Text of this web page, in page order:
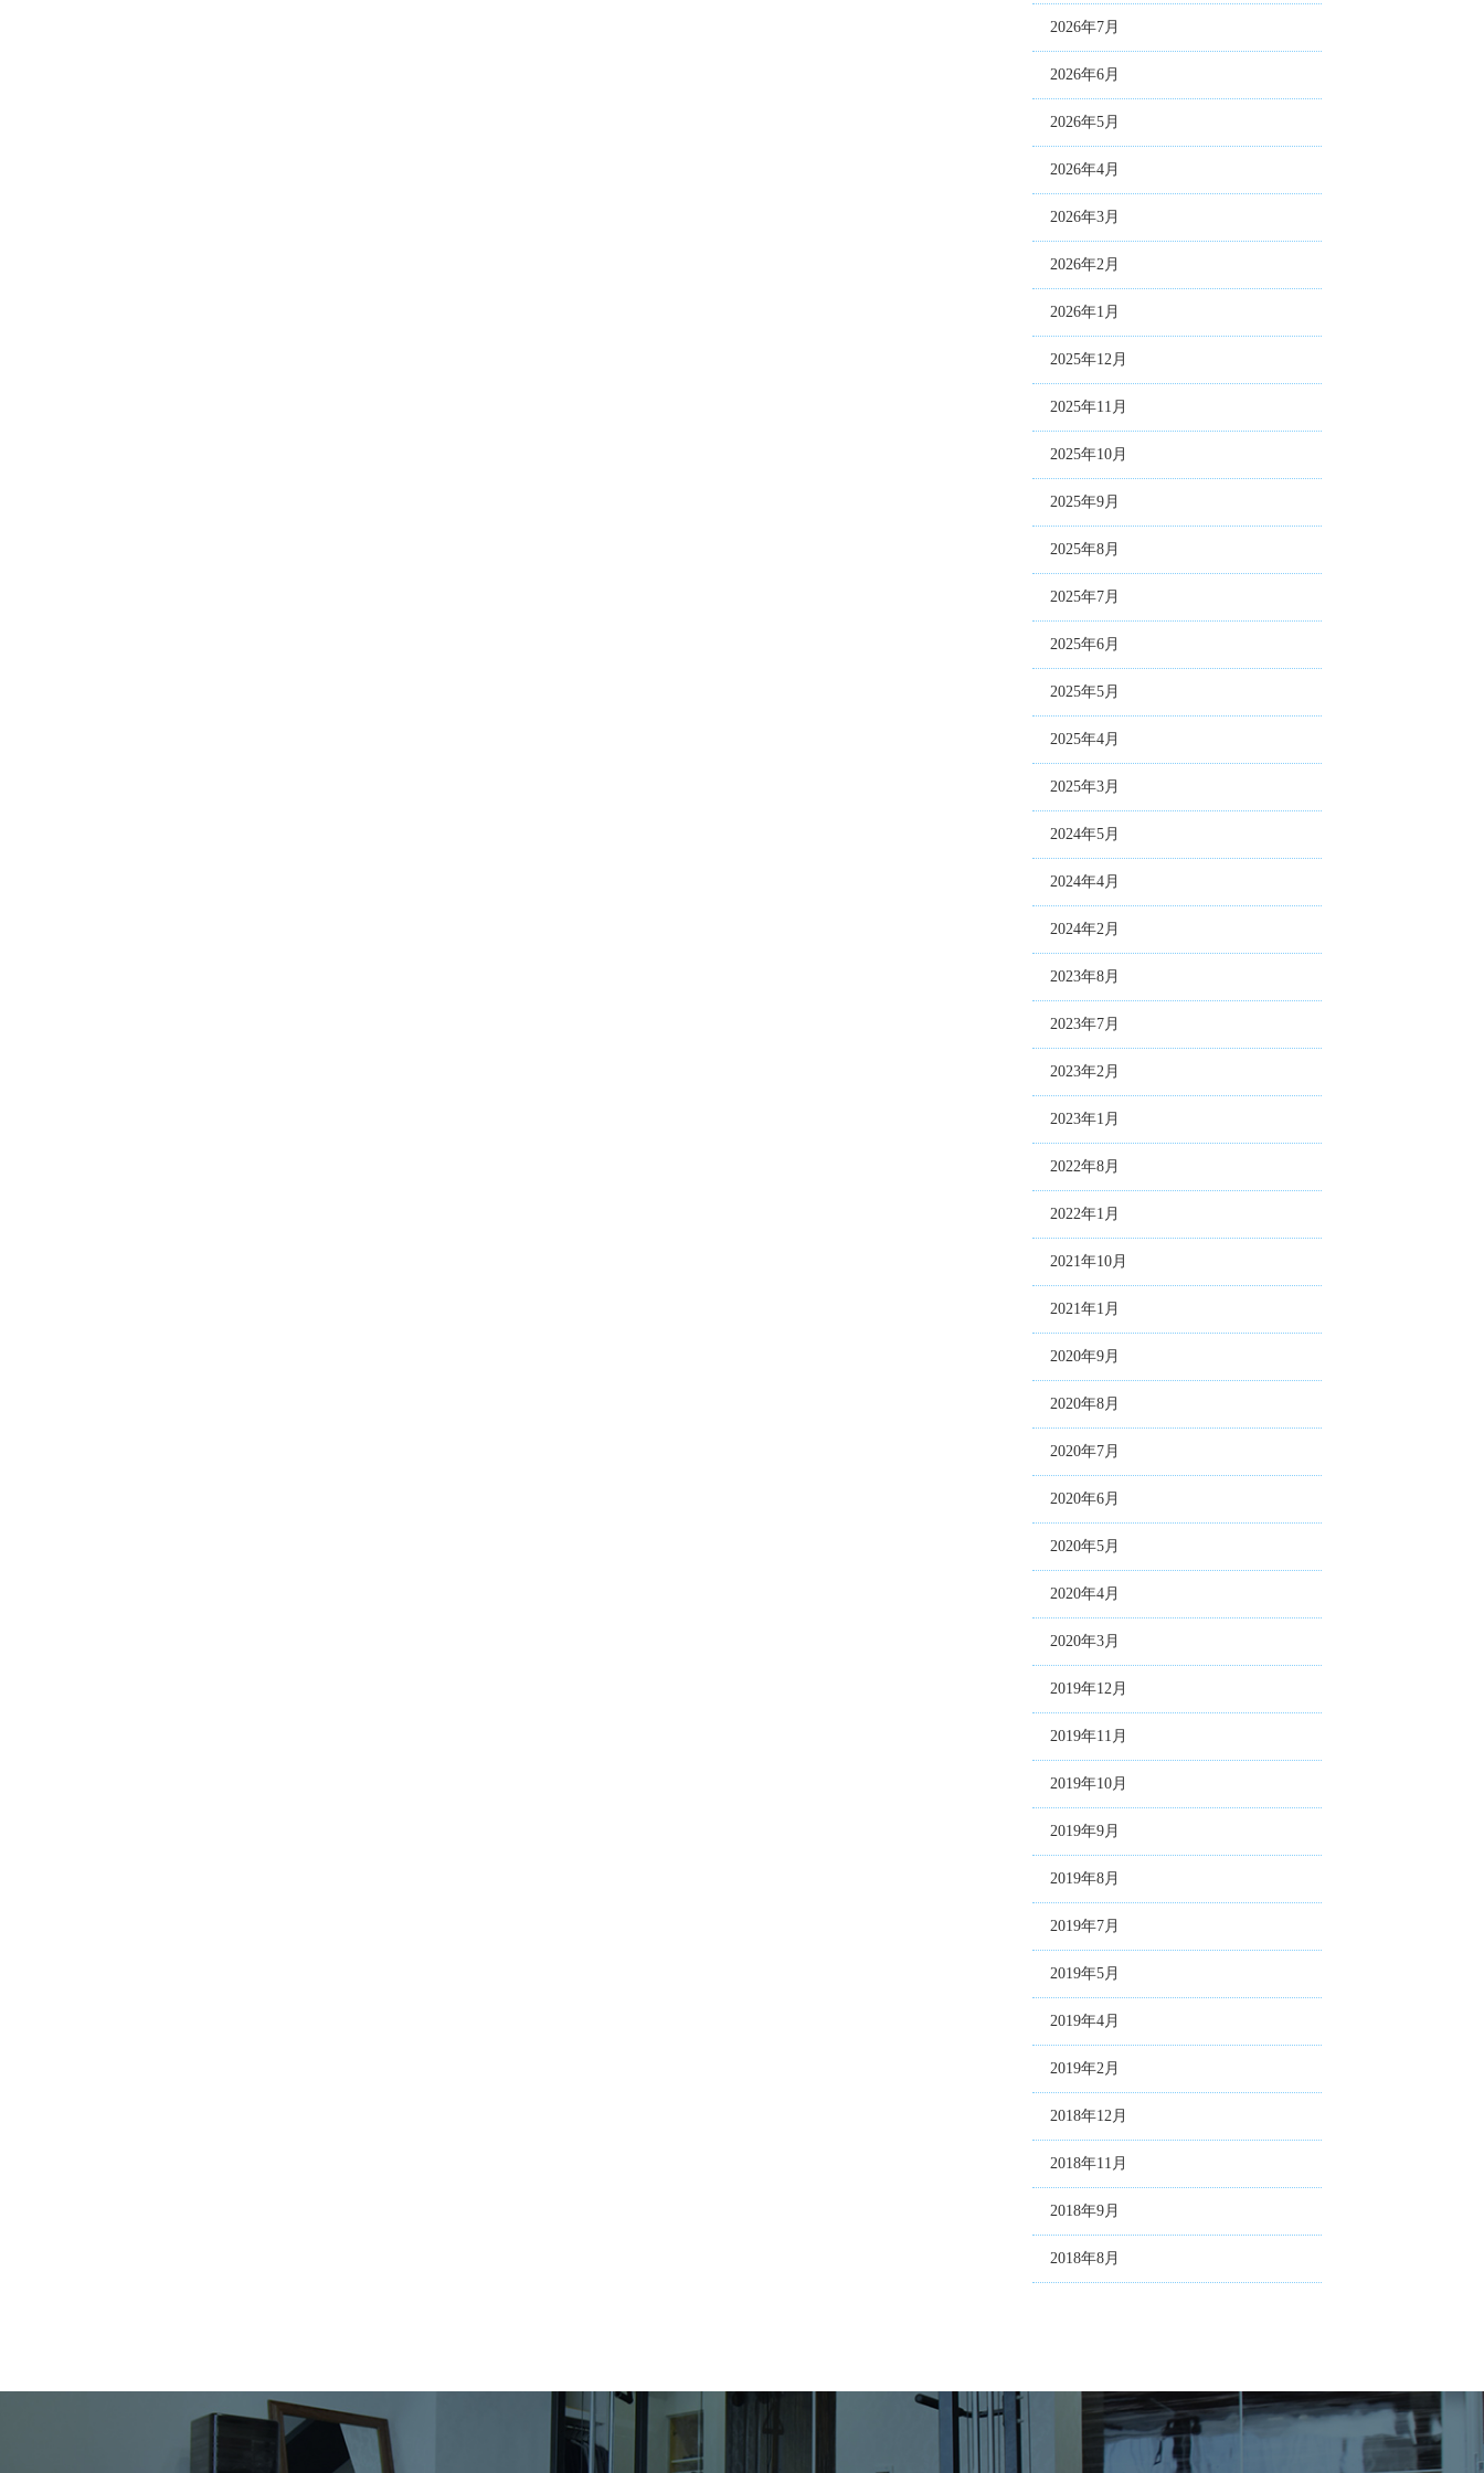
2026年7月
2026年6月
2026年5月
2026年4月
2026年3月
2026年2月
2026年1月
2025年12月
2025年11月
2025年10月
2025年9月
2025年8月
2025年7月
2025年6月
2025年5月
2025年4月
2025年3月
2024年5月
2024年4月
2024年2月
2023年8月
2023年7月
2023年2月
2023年1月
2022年8月
2022年1月
2021年10月
2021年1月
2020年9月
2020年8月
2020年7月
2020年6月
2020年5月
2020年4月
2020年3月
2019年12月
2019年11月
2019年10月
2019年9月
2019年8月
2019年7月
2019年5月
2019年4月
2019年2月
2018年12月
2018年11月
2018年9月
2018年8月